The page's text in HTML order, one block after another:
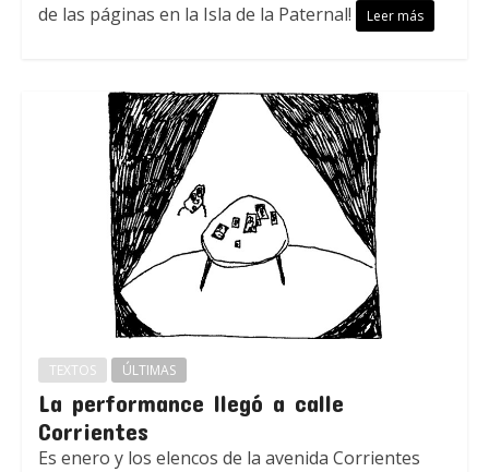
de las páginas en la Isla de la Paternal!
Leer más
TEXTOS ÚLTIMAS
La performance llegó a calle
Corrientes
Es enero y los elencos de la avenida Corrientes